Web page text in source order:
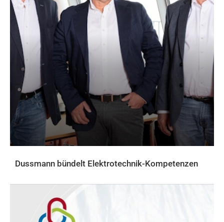
Dussmann bündelt Elektrotechnik-Kompetenzen